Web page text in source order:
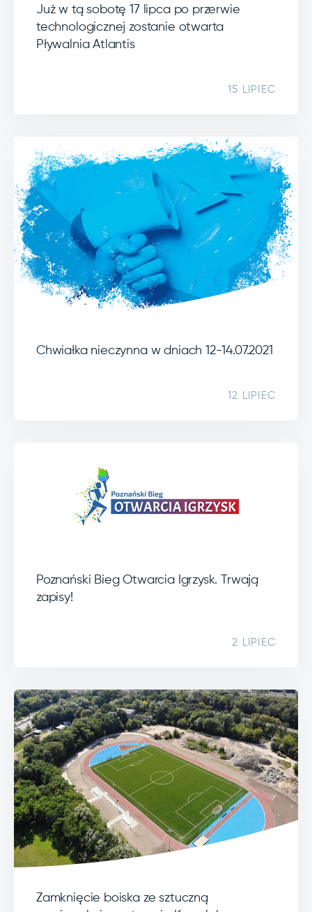
Już w tą sobotę 17 lipca po przerwie
technologicznej zostanie otwarta
Pływalnia Atlantis
15 LIPIEC
Chwiałka nieczynna w dniach 12-14.07.2021
12 LIPIEC
Poznański Bieg Otwarcia Igrzysk. Trwają
zapisy!
2 LIPIEC
Zamknięcie boiska ze sztuczną